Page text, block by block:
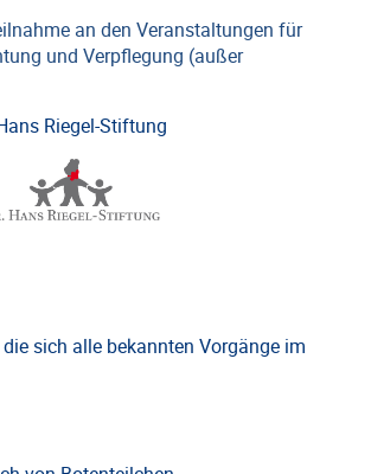
an den Veranstaltungen für
und Verpflegung (außer
Riegel-Stiftung
sich alle bekannten Vorgänge im